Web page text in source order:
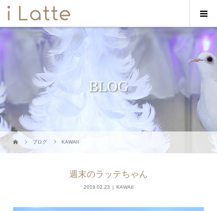
BLOG
ブログ KAWAII
週末のラッテちゃん
2019.02.23 KAWAII